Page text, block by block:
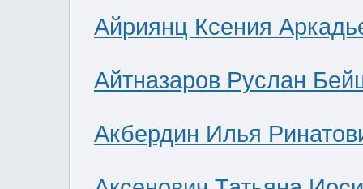
Айриянц Ксения
Айтназаров Руслан
Акбердин Илья